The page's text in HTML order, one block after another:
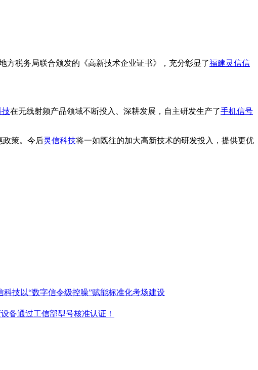
方税务局联合颁发的《高新技术企业证书》，充分彰显了福建灵信信
技在无线射频产品领域不断投入、深耕发展，自主研发生产了手机信号
政策。今后灵信科技将一如既往的加大高新技术的研发投入，提供更优
技以“数字信令级控噪”赋能标准化考场建设
备通过工信部型号核准认证！